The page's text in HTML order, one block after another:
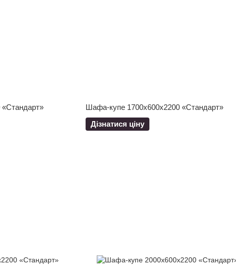
Шафа-купе 1700x600x2200 «Стандарт»
Дізнатися ціну